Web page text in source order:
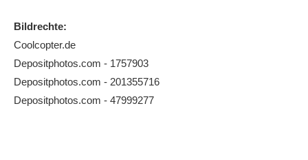
Kinder- und Jugendtraining
EVENTS & TURNIERE
Anhalt Open Senioren
Bildrechte:
Coolcopter.de
Depositphotos.com - 1757903
Depositphotos.com - 201355716
Depositphotos.com - 47999277